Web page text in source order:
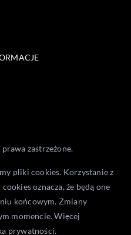
zastrzeżone.
pliki cookies. Korzystanie z
oznacza, że będą one
końcowym. Zmiany
momencie. Więcej
prywatności.